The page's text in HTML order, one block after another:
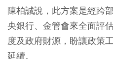
陳柏誠說，此方案是經跨
央銀行、金管會來全面評
度及政府財源，盼讓政策
延續。